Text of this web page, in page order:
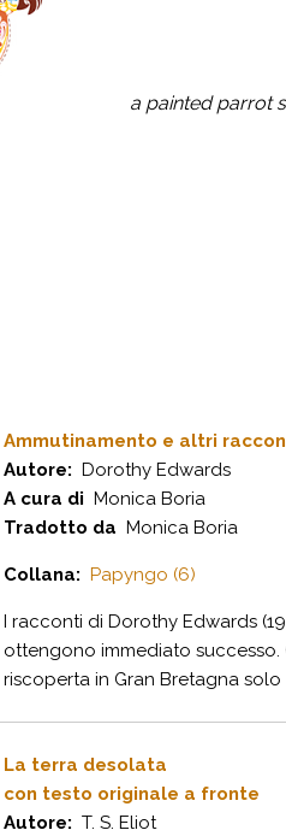
a painted parrot
Ammutinamento e altri
Autore: Dorothy Edwards
A cura di Monica Boria
Tradotto da Monica Boria
Collana: Papyngo (6)
I racconti di Dorothy Edwards
ottengono immediato
riscoperta in Gran Bretagna
La terra desolata
con testo originale a fronte
Autore: T. S. Eliot